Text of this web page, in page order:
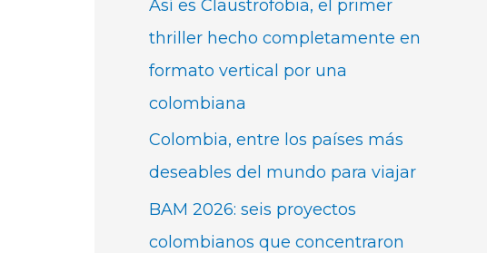
Así es Claustrofobia, el primer
thriller hecho completamente en
formato vertical por una
colombiana
Colombia, entre los países más
deseables del mundo para viajar
BAM 2026: seis proyectos
colombianos que concentraron